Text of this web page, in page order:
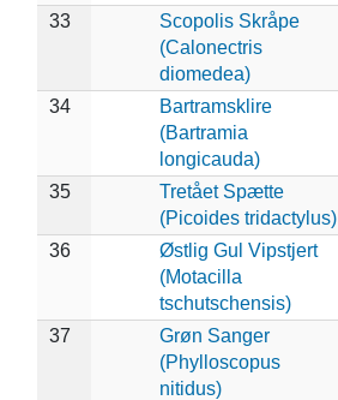
33
Scopolis Skråpe
(Calonectris
diomedea)
34
Bartramsklire
(Bartramia
longicauda)
35
Tretået Spætte
(Picoides tridactylus)
36
Østlig Gul Vipstjert
(Motacilla
tschutschensis)
37
Grøn Sanger
(Phylloscopus
nitidus)